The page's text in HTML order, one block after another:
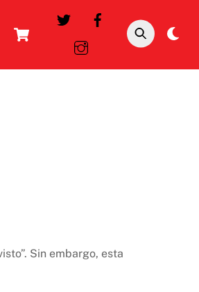
Cart
Sin embargo, esta